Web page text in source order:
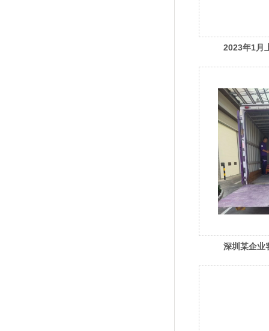
2023年1月
深圳某企业